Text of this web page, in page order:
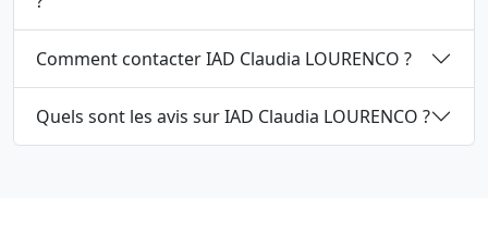
Comment contacter IAD Claudia LOURENCO ?
Quels sont les avis sur IAD Claudia LOURENCO ?